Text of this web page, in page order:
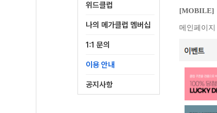
위드클럽
나의 메가클럽 멤버십
1:1 문의
이용 안내
공지사항
[MOBILE]
메인페이